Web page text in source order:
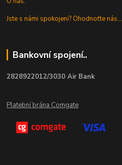
Jste s námi spokojeni? Ohodnoťte nás...
Bankovní spojení..
2828922012/3030 Air Bank
Platební brána Comgate